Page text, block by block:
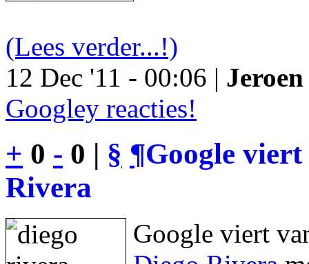
(Lees verder...!)
12 Dec '11 - 00:06 |
Googley reacties!
+ 0 - 0 | § ¶Google
Rivera
Google viert